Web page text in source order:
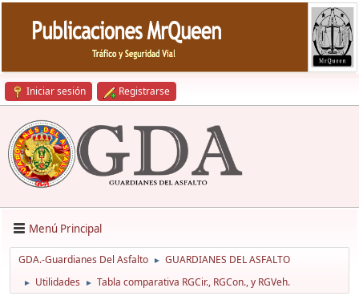
Iniciar sesión Registrarse
Menú Principal
GDA.-Guardianes Del Asfalto ► GUARDIANES DEL ASFALTO
► Utilidades ► Tabla comparativa RGCir., RGCon., y RGVeh.